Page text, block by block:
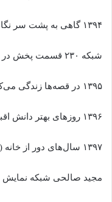
۱۳۹۴ گاهی به پشت سر نگاه کن مازیار میری،
شبکه ۲۳۰ قسمت پخش در ماه رمضان
۱۳۹۵ در قصه‌ها زندگی می‌کنند داوود بیدل شبکه ۲۱۲ قسمت
۱۳۹۶ روزهای بهتر دانش اقباشاوی شبکه ۱ بازی در اپیزود نامه آخر
۱۳۹۷ سال‌های دور از خانه (مجموعه نمایش خانگی)،
مجید صالحی شبکه نمایش